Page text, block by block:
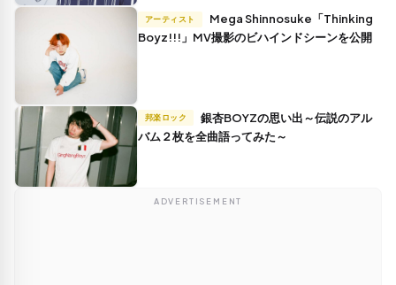
アーティスト
Boyz!!!」MV撮影のビハインドシーンを公開
邦楽ロック
銀杏BOYZの思い出～伝説のアル
バム２枚を全曲語ってみた～
ADVERTISEMENT